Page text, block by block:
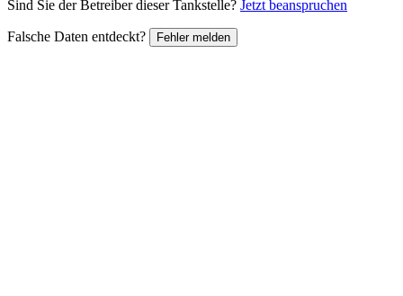
Sind Sie der Betreiber dieser Tankstelle? Jetzt beanspruchen
Falsche Daten entdeckt? Fehler melden